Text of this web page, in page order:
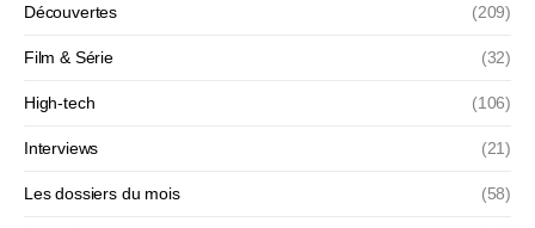
Découvertes (209)
Film & Série (32)
High-tech (106)
Interviews (21)
Les dossiers du mois (58)